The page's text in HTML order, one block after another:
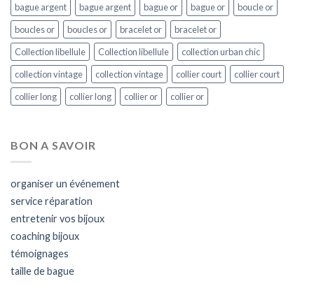
bague argent bague argent bague or bague or
boucle or
boucles or
boucles or bracelet or
bracelet or
Collection libellule
Collection libellule
collection urban chic
collection vintage
collection vintage collier court
collier court
collier long
collier long collier or collier or
BON A SAVOIR
organiser un événement
service réparation
entretenir vos bijoux
coaching bijoux
témoignages
taille de bague